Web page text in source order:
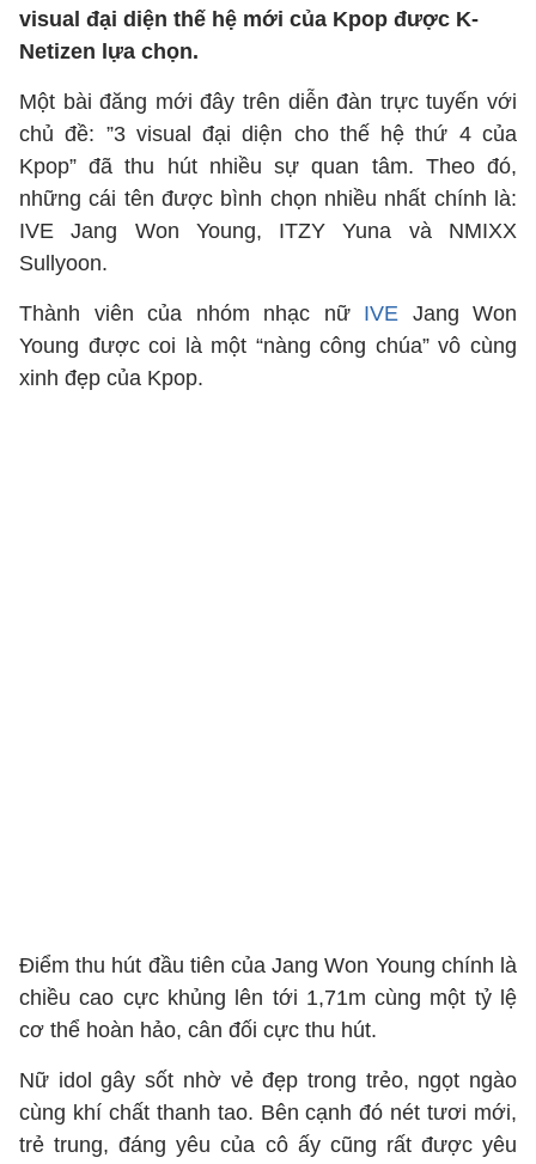
visual đại diện thế hệ mới của Kpop được K-
Netizen lựa chọn.
Một bài đăng mới đây trên diễn đàn trực tuyến với
chủ đề: ”3 visual đại diện cho thế hệ thứ 4 của
Kpop” đã thu hút nhiều sự quan tâm. Theo đó,
những cái tên được bình chọn nhiều nhất chính là:
IVE Jang Won Young, ITZY Yuna và NMIXX
Sullyoon.
Thành viên của nhóm nhạc nữ IVE Jang Won
Young được coi là một “nàng công chúa” vô cùng
xinh đẹp của Kpop.
Điểm thu hút đầu tiên của Jang Won Young chính là
chiều cao cực khủng lên tới 1,71m cùng một tỷ lệ
cơ thể hoàn hảo, cân đối cực thu hút.
Nữ idol gây sốt nhờ vẻ đẹp trong trẻo, ngọt ngào
cùng khí chất thanh tao. Bên cạnh đó nét tươi mới,
trẻ trung, đáng yêu của cô ấy cũng rất được yêu